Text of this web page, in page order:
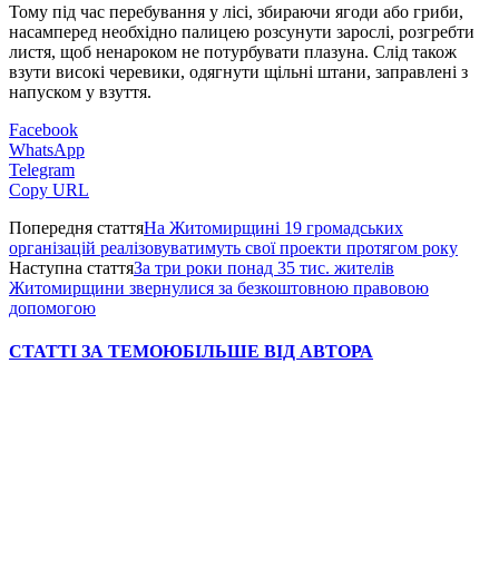
Тому під час перебування у лісі, збираючи ягоди або гриби,
насамперед необхідно палицею розсунути зарослі, розгребти
листя, щоб ненароком не потурбувати плазуна. Слід також
взути високі черевики, одягнути щільні штани, заправлені з
напуском у взуття.
Facebook
WhatsApp
Telegram
Copy URL
Попередня статтяНа Житомирщині 19 громадських
організацій реалізовуватимуть свої проекти протягом року
Наступна статтяЗа три роки понад 35 тис. жителів
Житомирщини звернулися за безкоштовною правовою
допомогою
СТАТТІ ЗА ТЕМОЮБІЛЬШЕ ВІД АВТОРА